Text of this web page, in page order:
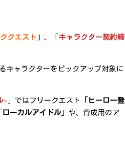
クエスト 」、「 キャラクター契約締
キャラクターをピックアップ対象に
–」ではフリークエスト
「ヒーロー登
ローカルアイドル」や、育成用のア